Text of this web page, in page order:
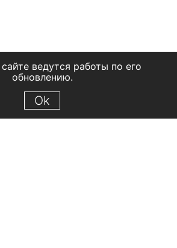
ведутся работы по его
обновлению.
Ok